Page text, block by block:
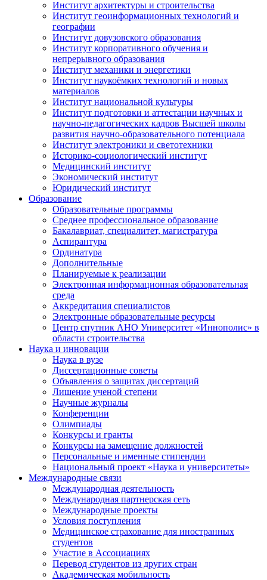
Институт архитектуры и строительства
Институт геоинформационных технологий и
географии
Институт довузовского образования
Институт корпоративного обучения и
непрерывного образования
Институт механики и энергетики
Институт наукоёмких технологий и новых
материалов
Институт национальной культуры
Институт подготовки и аттестации научных и
научно-педагогических кадров Высшей школы
развития научно-образовательного потенциала
Институт электроники и светотехники
Историко-социологический институт
Медицинский институт
Экономический институт
Юридический институт
Образование
Образовательные программы
Среднее профессиональное образование
Бакалавриат, специалитет, магистратура
Аспирантура
Ординатура
Дополнительные
Планируемые к реализации
Электронная информационная образовательная
среда
Аккредитация специалистов
Электронные образовательные ресурсы
Центр спутник АНО Университет «Иннополис» в
области строительства
Наука и инновации
Наука в вузе
Диссертационные советы
Объявления о защитах диссертаций
Лишение ученой степени
Научные журналы
Конференции
Олимпиады
Конкурсы и гранты
Конкурсы на замещение должностей
Персональные и именные стипендии
Национальный проект «Наука и университеты»
Международные связи
Международная деятельность
Международная партнерская сеть
Международные проекты
Условия поступления
Медицинское страхование для иностранных
студентов
Участие в Ассоциациях
Перевод студентов из других стран
Академическая мобильность